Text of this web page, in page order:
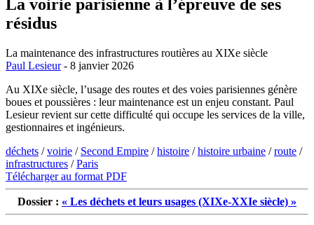
La voirie parisienne à l’épreuve de ses
résidus
La maintenance des infrastructures routières au XIXe siècle
Paul Lesieur- 8 janvier 2026
Au XIXe siècle, l’usage des routes et des voies parisiennes génère
boues et poussières : leur maintenance est un enjeu constant. Paul
Lesieur revient sur cette difficulté qui occupe les services de la ville,
gestionnaires et ingénieurs.
déchets /voirie / Second Empire /histoire /histoire urbaine /route /
infrastructures /Paris
Télécharger au format PDF
Dossier : « Les déchets et leurs usages (XIXe-XXIe siècle) »